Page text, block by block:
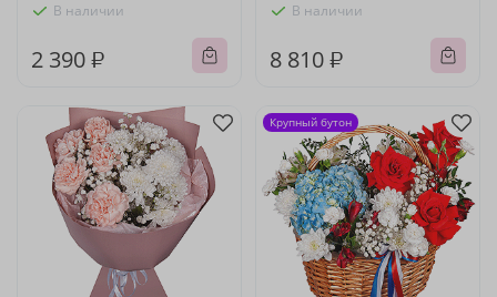
В наличии
2 390 ₽
В наличии
8 810 ₽
Крупный бутон